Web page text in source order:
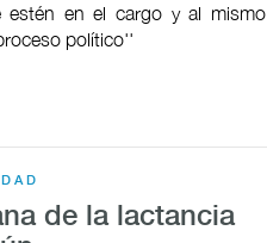
estén en el cargo y al mismo
político''
de la lactancia